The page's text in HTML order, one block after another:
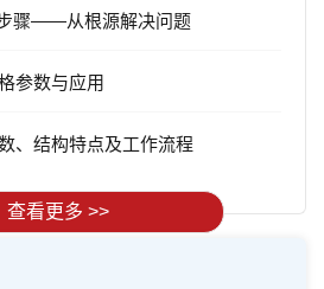
骤——从根源解决问题
参数与应用
、结构特点及工作流程
查看更多 >>